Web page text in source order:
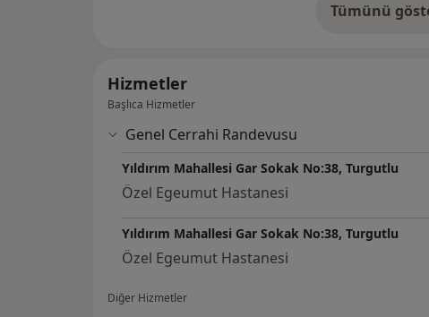
Tümünü
Hizmetler
Başlıca Hizmetler
Genel Cerrahi Randevusu
Yıldırım Mahallesi Gar Sokak No:38, Turgutlu
Özel Egeumut Hastanesi
Yıldırım Mahallesi Gar Sokak No:38, Turgutlu
Özel Egeumut Hastanesi
Diğer Hizmetler